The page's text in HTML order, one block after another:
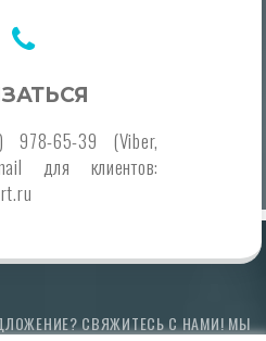
978-65-39 (Viber,
для клиентов:
СВЯЖИТЕСЬ С НАМИ! МЫ